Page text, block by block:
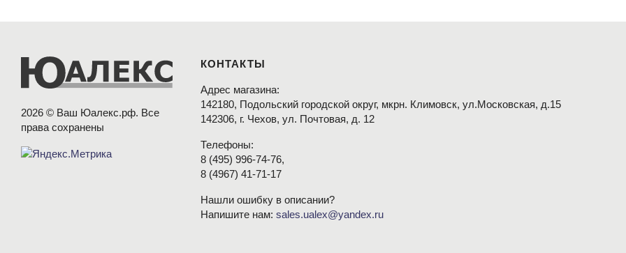
2026 © Ваш Юалекс.рф. Все
права сохранены
КОНТАКТЫ
Адрес магазина:
142180, Подольский городской округ, мкрн. Климовск, ул.Московская, д.15
142306, г. Чехов, ул. Почтовая, д. 12
Телефоны:
8 (495) 996-74-76,
8 (4967) 41-71-17
Нашли ошибку в описании?
Напишите нам: sales.ualex@yandex.ru